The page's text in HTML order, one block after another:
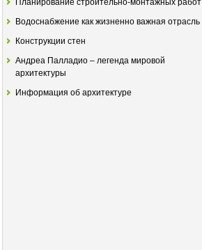
Планирование строительно-монтажных работ
Водоснабжение как жизненно важная отрасль
Конструкции стен
Андреа Палладио – легенда мировой
архитектуры
Информация об архитектуре